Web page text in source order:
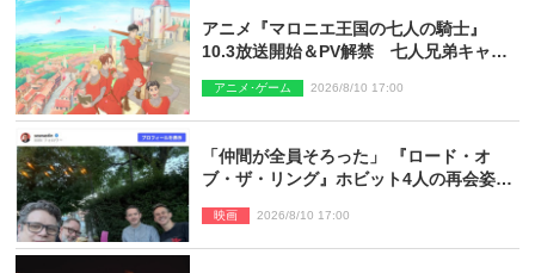
アニメ『マロニエ王国の七人の騎士』
10.3放送開始＆PV解禁 七人兄弟キャス
アニメ･ゲーム 2026/8/10 17:00
「仲間が全員そろった」 『ロード・オ
ブ・ザ・リング』ホビット4人の再会姿に
映画 2026/8/10 17:00